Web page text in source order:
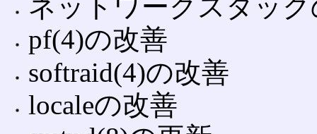
ネットワークスタッ
pf(4)の改善
softraid(4)の改善
localeの改善